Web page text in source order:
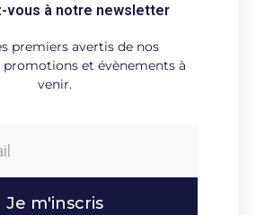
vous à notre newsletter
premiers avertis de nos
promotions et évènements à
venir.
Je m'inscris